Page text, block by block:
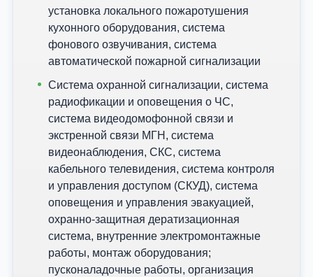
установка локального пожаротушения
кухонного оборудования, система
фонового озвучивания, система
автоматической пожарной сигнализации
Система охранной сигнализации, система
радиофикации и оповещения о ЧС,
система видеодомофонной связи и
экстренной связи МГН, система
видеонаблюдения, СКС, система
кабельного телевидения, система контроля
и управления доступом (СКУД), система
оповещения и управления эвакуацией,
охранно-защитная дератизационная
система, внутренние электромонтажные
работы, монтаж оборудования;
пусконаладочные работы, организация